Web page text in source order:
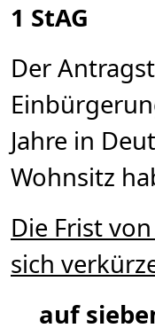
1 StAG
Der
Jahre in
Wohnsitz
Die Frist
sich
auf